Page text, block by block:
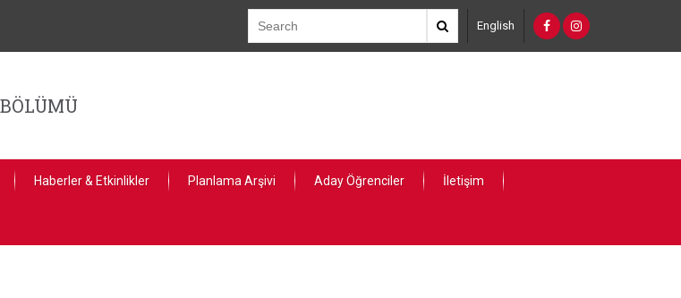
English
Haberler & Etkinlikler Planlama Arşivi Aday Öğrenciler İletişim